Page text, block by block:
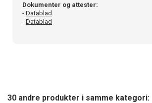
Dokumenter og attester:
- Datablad
- Datablad
30 andre produkter i samme kategori: